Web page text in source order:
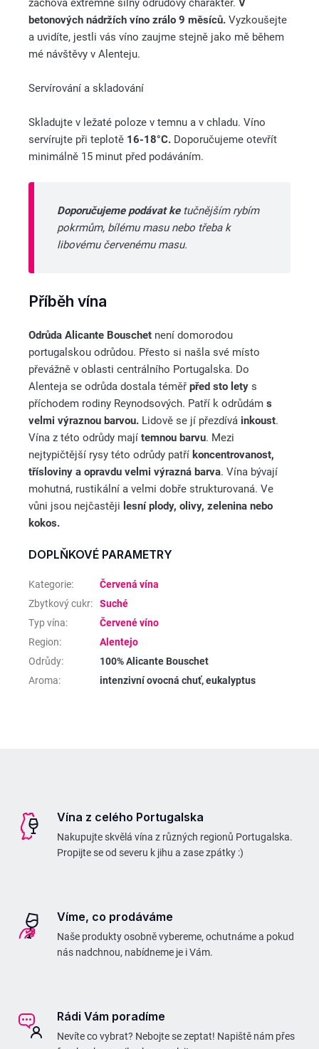
zachová extrémně silný odrůdový charakter. V
betonových nádržích víno zrálo 9 měsíců. Vyzkoušejte
a uvidíte, jestli vás víno zaujme stejně jako mě během
mé návštěvy v Alenteju.
Servírování a skladování
Skladujte v ležaté poloze v temnu a v chladu. Víno
servírujte při teplotě 16-18°C. Doporučujeme otevřít
minimálně 15 minut před podáváním.
Doporučujeme podávat ketučnějším rybím
pokrmům, bílému masu nebo třeba k
libovému červenému masu.
Příběh vína
Odrůda Alicante Bouschet není domorodou
portugalskou odrůdou. Přesto si našla své místo
převážně v oblasti centrálního Portugalska. Do
Alenteja se odrůda dostala téměř před sto lety s
příchodem rodiny Reynodsových. Patří k odrůdám s
velmi výraznou barvou. Lidově se jí přezdívá inkoust.
Vína z této odrůdy mají temnou barvu. Mezi
nejtypičtější rysy této odrůdy patří koncentrovanost,
třísloviny a opravdu velmi výrazná barva. Vína bývají
mohutná, rustikální a velmi dobře strukturovaná. Ve
vůni jsou nejčastěji lesní plody, olivy, zelenina nebo
kokos.
DOPLŇKOVÉ PARAMETRY
Kategorie:
Červená vína
Zbytkový cukr:
Suché
Typ vína:
Červené víno
Region:
Alentejo
Odrůdy:
100% Alicante Bouschet
Aroma: intenzivní ovocná chuť, eukalyptus
Vína z celého Portugalska
Nakupujte skvělá vína z různých regionů Portugalska.
Propijte se od severu k jihu a zase zpátky :)
Víme, co prodáváme
Naše produkty osobně vybereme, ochutnáme a pokud
nás nadchnou, nabídneme je i Vám.
Rádi Vám poradíme
Nevíte co vybrat? Nebojte se zeptat! Napiště nám přes